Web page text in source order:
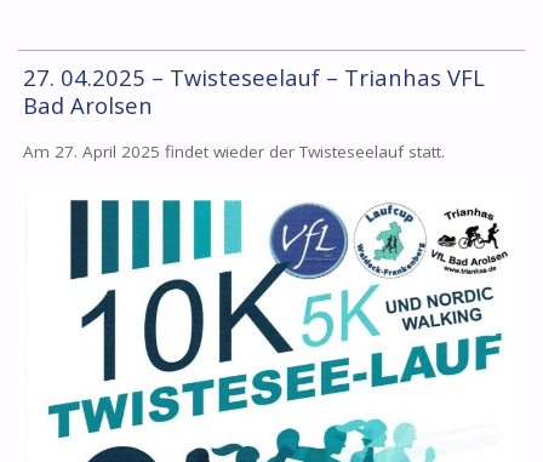
27. 04.2025 – Twisteseelauf – Trianhas VFL
Bad Arolsen
Am 27. April 2025 findet wieder der Twisteseelauf statt.